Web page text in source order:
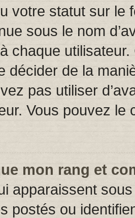
votre statut sur le
sous le nom
chaque utilisateur.
décider de la
pas utiliser
Vous pouvez
mon rang et
apparaissent
postés ou